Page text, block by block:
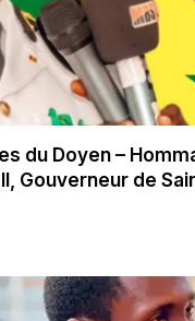
du Doyen –
Gouverneur de